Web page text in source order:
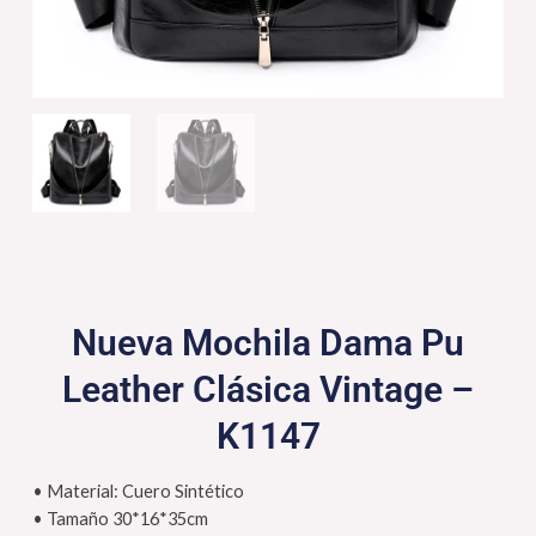
Nueva Mochila Dama Pu
Leather Clásica Vintage –
K1147
• Material: Cuero Sintético
• Tamaño 30*16*35cm